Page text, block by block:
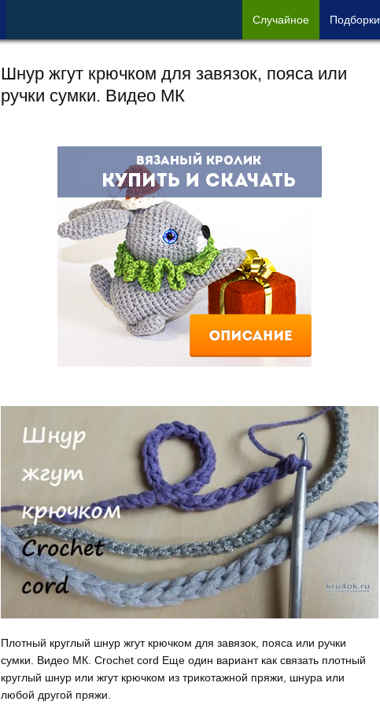
Шнур жгут крючком для завязок, пояса или
ручки сумки. Видео МК
Плотный круглый шнур жгут крючком для завязок, пояса или ручки
сумки. Видео МК. Crochet cord Еще один вариант как связать плотный
круглый шнур или жгут крючком из трикотажной пряжи, шнура или
любой другой пряжи.
Случайное Подборки